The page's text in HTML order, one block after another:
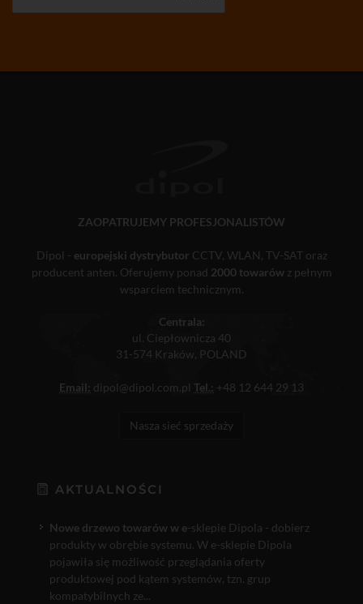
ZAOPATRUJEMY PROFESJONALISTÓW
Dipol - europejski dystrybutor CCTV, WLAN, TV-SAT oraz
producent anten. Oferujemy ponad 2000 towarówz pełnym
wsparciem technicznym.
Centrala:
ul. Ciepłownicza 40
31-574 Kraków, POLAND
Email: dipol@dipol.com.pl Tel.: +48 12 644 29 13
Nasza sieć sprzedaży
AKTUALNOŚCI
Nowe drzewo towarów w e-sklepie Dipola - dobierz
produkty w obrębie systemu. W e-sklepie Dipola
pojawiła się możliwość przeglądania oferty
produktowej pod kątem systemów, tzn. grup
kompatybilnych ze...